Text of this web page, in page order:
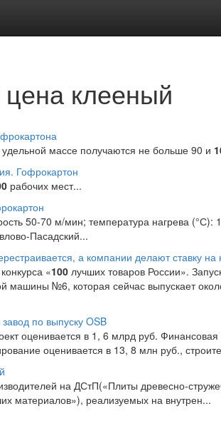
клееный
массе получаются не больше 90 и
Гофрокартон
рабочих мест...
50-70 м/мин; температура нагрева
Пасадский...
а компании делают ставку
«100 лучших товаров России».
машины №6, которая сейчас выпускает
по выпуску OSB
оценивается в 1, 6 млрд руб.
оценивается в 13, 8 млн руб.,
на ДСтП(«Плиты древесно-
материалов»), реализуемых на внутрен...